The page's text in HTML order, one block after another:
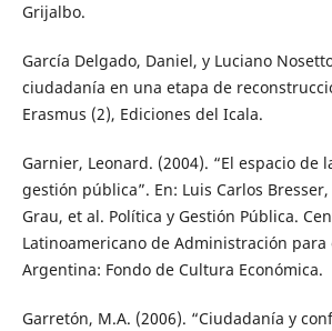
Grijalbo.
García Delgado, Daniel, y Luciano
ciudadanía en una etapa de
Erasmus (2), Ediciones del Icala.
Garnier, Leonard. (2004). “El espacio de
gestión pública”. En: Luis Carlos
Grau, et al. Política y Gestión Pública.
Latinoamericano de Administración para
Argentina: Fondo de Cultura Económica.
Garretón, M.A. (2006). “Ciudadanía y